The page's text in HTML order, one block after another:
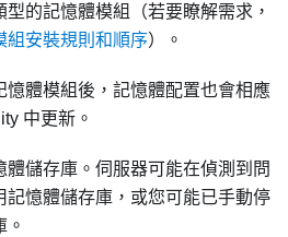
的記憶體模組（若要瞭解需求，
組安裝規則和順序）。
憶體模組後，記憶體配置也會相應
中更新。
體儲存庫。伺服器可能在偵測到問
記憶體儲存庫，或您可能已手動停